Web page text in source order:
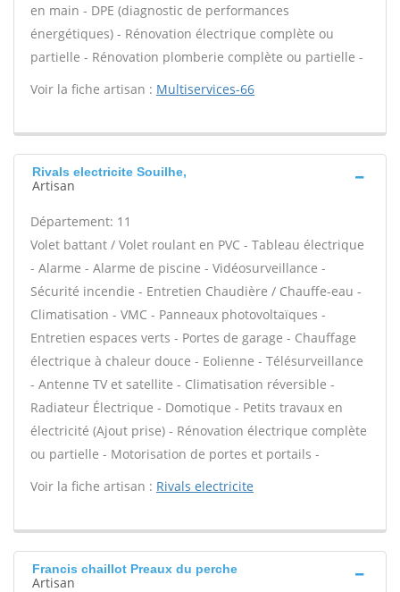
en main - DPE (diagnostic de performances
énergétiques) - Rénovation électrique complète ou
partielle - Rénovation plomberie complète ou partielle -
Voir la fiche artisan : Multiservices-66
Rivals electricite Souilhe,
Artisan
Département: 11
Volet battant / Volet roulant en PVC - Tableau électrique
- Alarme - Alarme de piscine - Vidéosurveillance -
Sécurité incendie - Entretien Chaudière / Chauffe-eau -
Climatisation - VMC - Panneaux photovoltaïques -
Entretien espaces verts - Portes de garage - Chauffage
électrique à chaleur douce - Eolienne - Télésurveillance
- Antenne TV et satellite - Climatisation réversible -
Radiateur Électrique - Domotique - Petits travaux en
électricité (Ajout prise) - Rénovation électrique complète
ou partielle - Motorisation de portes et portails -
Voir la fiche artisan : Rivals electricite
Francis chaillot Preaux du perche
Artisan